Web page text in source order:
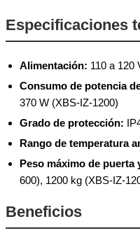
Especificaciones
Alimentación: 110 a 120
Consumo de potencia
370 W (XBS-IZ-1200)
Grado de protección:
Rango de temperatura
Peso máximo de puerta
600), 1200 kg (XBS-IZ-
Beneficios